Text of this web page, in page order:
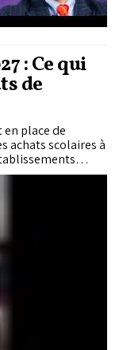
: Ce qui
de
place de
achats scolaires à
fin de l’année